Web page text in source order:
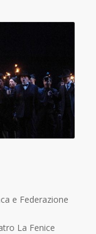
e Federazione
La Fenice